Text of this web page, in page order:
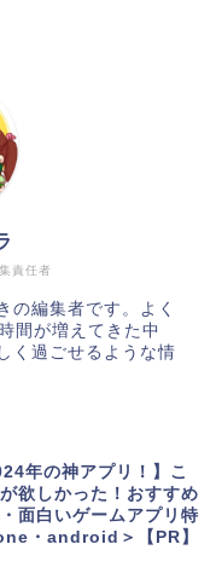
責任者
の編集者です。よく
間が増えてきた中
く過ごせるような情
年の神アプリ！】こ
欲しかった！おすすめ
面白いゲームアプリ特
・android＞【PR】